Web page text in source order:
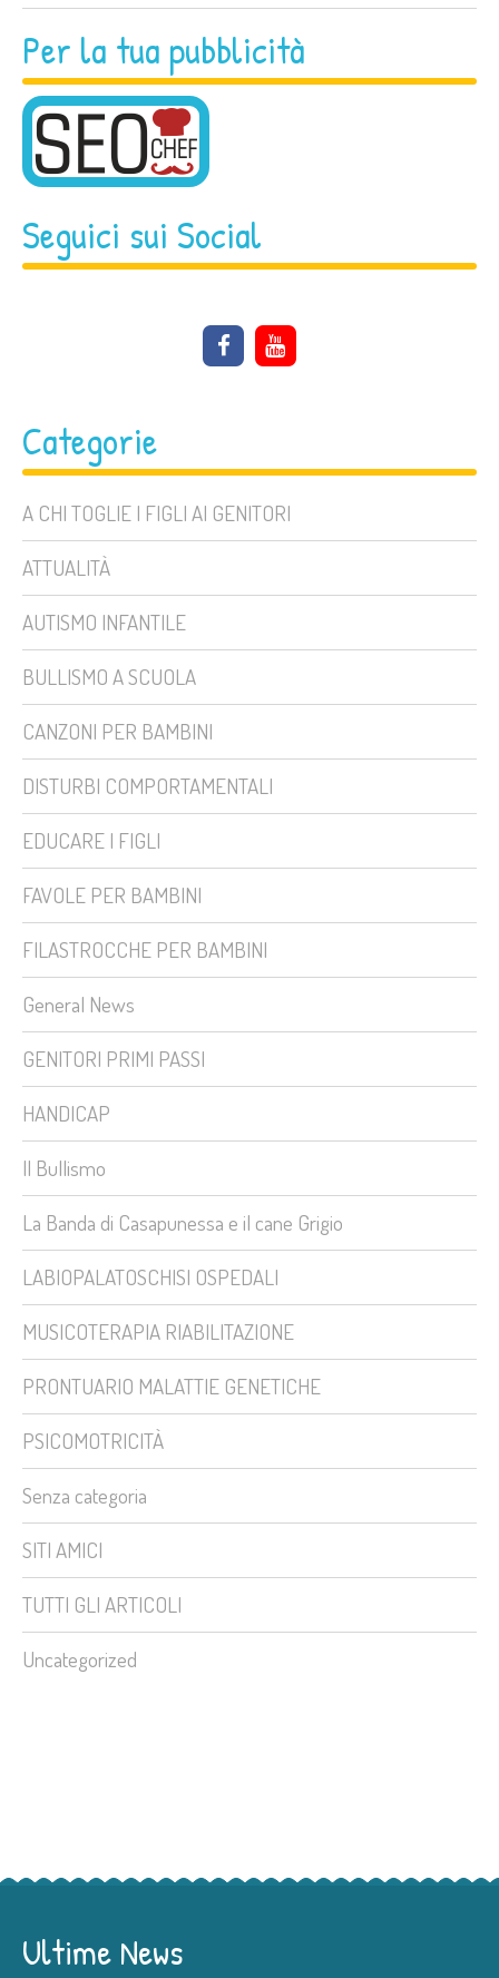
Per la tua pubblicità
Seguici sui Social
Categorie
A CHI TOGLIE I FIGLI AI GENITORI
ATTUALITÀ
AUTISMO INFANTILE
BULLISMO A SCUOLA
CANZONI PER BAMBINI
DISTURBI COMPORTAMENTALI
EDUCARE I FIGLI
FAVOLE PER BAMBINI
FILASTROCCHE PER BAMBINI
General News
GENITORI PRIMI PASSI
HANDICAP
Il Bullismo
La Banda di Casapunessa e il cane Grigio
LABIOPALATOSCHISI OSPEDALI
MUSICOTERAPIA RIABILITAZIONE
PRONTUARIO MALATTIE GENETICHE
PSICOMOTRICITÀ
Senza categoria
SITI AMICI
TUTTI GLI ARTICOLI
Uncategorized
Ultime News